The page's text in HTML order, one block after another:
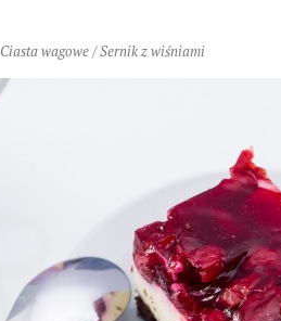
Ciasta wagowe/ Sernik z wiśniami